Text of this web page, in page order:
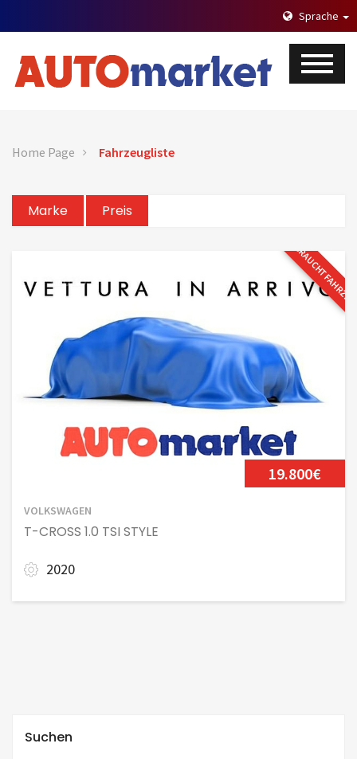
Sprache
Home Page Fahrzeugliste
Marke Preis
19.800€
VOLKSWAGEN
T-CROSS 1.0 TSI STYLE
2020
Suchen